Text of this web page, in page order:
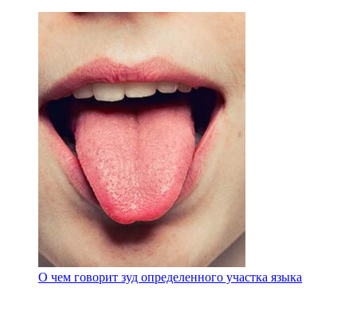
О чем говорит зуд определенного участка языка